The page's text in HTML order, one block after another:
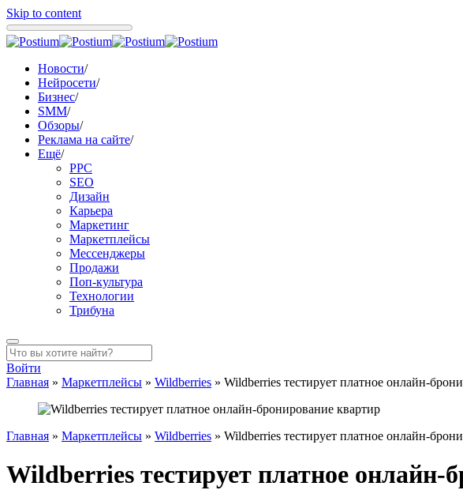
Skip to content
Новости/
Нейросети/
Бизнес/
SMM/
Обзоры/
Реклама на сайте/
Ещё/
PPC
SEO
Дизайн
Карьера
Маркетинг
Маркетплейсы
Мессенджеры
Продажи
Поп-культура
Технологии
Трибуна
Войти
Главная » Маркетплейсы » Wildberries » Wildberries тестирует платное онлайн-
Главная » Маркетплейсы » Wildberries » Wildberries тестирует платное онлайн-
Wildberries тестирует платное